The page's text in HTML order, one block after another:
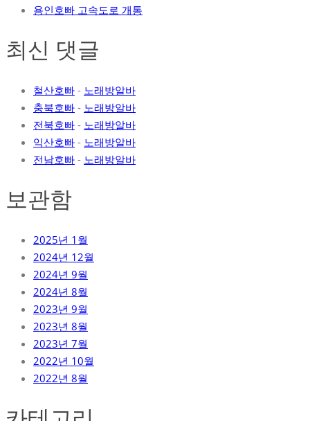
용인호빠 고속도로 개통
최신 댓글
철산호빠 - 노래방알바
충북호빠 - 노래방알바
전북호빠 - 노래방알바
익산호빠 - 노래방알바
전남호빠 - 노래방알바
보관함
2025년 1월
2024년 12월
2024년 9월
2024년 8월
2023년 9월
2023년 8월
2023년 7월
2022년 10월
2022년 8월